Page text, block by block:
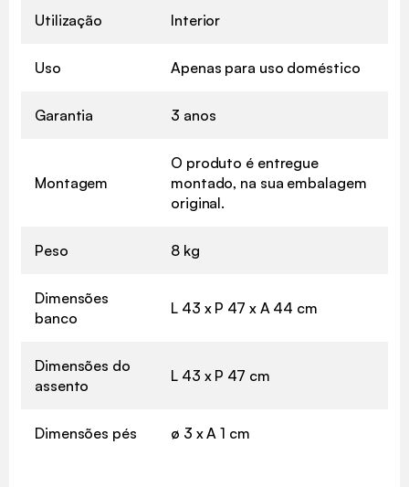
Utilização Interior
Uso Apenas para uso doméstico
Garantia 3 anos
Montagem
O produto é entregue
montado, na sua embalagem
original.
Peso 8 kg
Dimensões
banco
L 43 x P 47 x A 44 cm
Dimensões do
assento
L 43 x P 47 cm
Dimensões pés ø 3 x A 1 cm